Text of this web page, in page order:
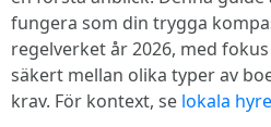
fungera som din trygga
regelverket år 2026, med
säkert mellan olika typer av
krav. För kontext, se lokala